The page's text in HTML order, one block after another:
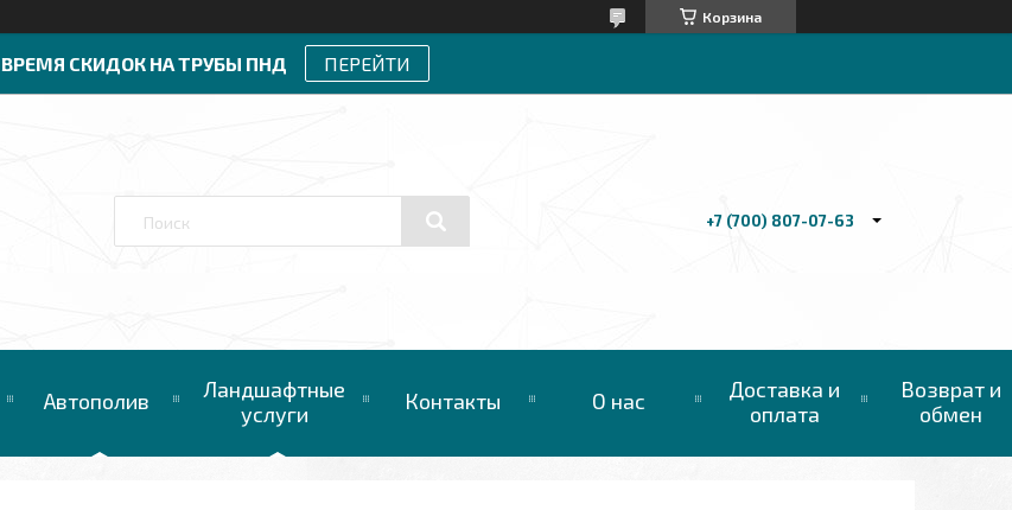
Корзина
ВРЕМЯ СКИДОК НА ТРУБЫ ПНД ПЕРЕЙТИ
+7 (700) 807-07-63
Автополив
Ландшафтные
услуги
Контакты О нас
Доставка и
оплата
Возврат и
обмен